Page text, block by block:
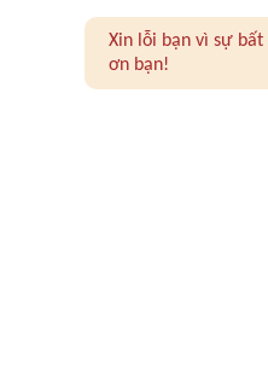
Xin lỗi bạn vì sự
ơn bạn!